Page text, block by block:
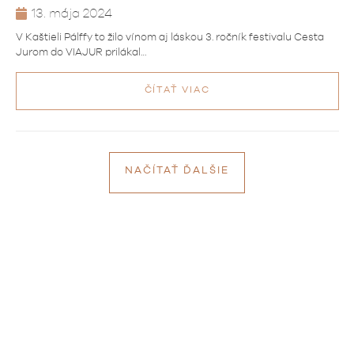
13. mája 2024
V Kaštieli Pálffy to žilo vínom aj láskou 3. ročník festivalu Cesta
Jurom do VIAJUR prilákal…
ČÍTAŤ VIAC
NAČÍTAŤ ĎALŠIE